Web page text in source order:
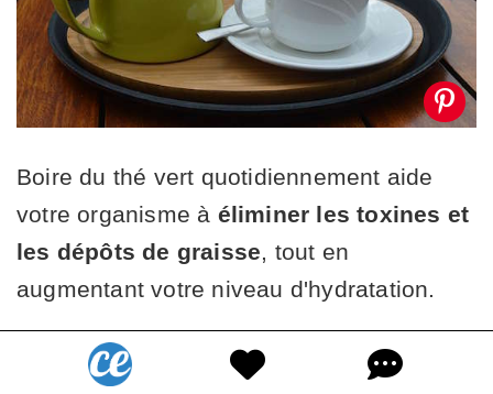
Boire du thé vert quotidiennement aide
votre organisme à éliminer les toxines et
les dépôts de graisse, tout en
augmentant votre niveau d'hydratation.